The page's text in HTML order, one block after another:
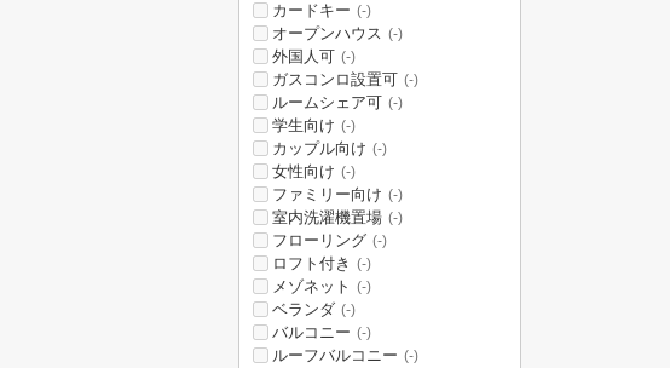
カードキー (-)
オープンハウス (-)
外国人可 (-)
ガスコンロ設置可 (-)
ルームシェア可 (-)
学生向け (-)
カップル向け (-)
女性向け (-)
ファミリー向け (-)
室内洗濯機置場 (-)
フローリング (-)
ロフト付き (-)
メゾネット (-)
ベランダ (-)
バルコニー (-)
ルーフバルコニー (-)